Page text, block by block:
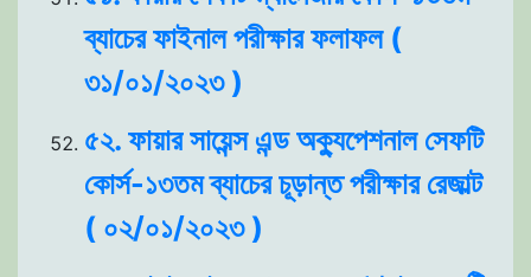
ব্যাচের ফাইনাল পরীক্ষার ফলাফল (
৩১/০১/২০২৩ )
৫২. ফায়ার সায়েন্স এন্ড অক্যুপেশনাল সেফটি
কোর্স-১৩তম ব্যাচের চূড়ান্ত পরীক্ষার রেজাল্ট
( ০২/০১/২০২৩ )